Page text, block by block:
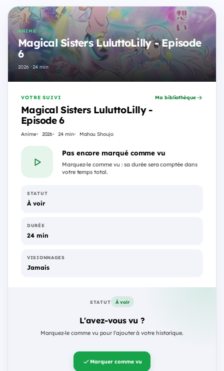
ANIME
Magical Sisters LuluttoLilly - Episode
6
2026 · 24 min
VOTRE SUIVI
Magical Sisters LuluttoLilly -
Episode 6
Anime 2026 24 min Mahou Shoujo
Ma bibliothèque
Pas encore marqué comme vu
Marquez-le comme vu : sa durée sera comptée dans
votre temps total.
STATUT
À voir
DURÉE
24 min
VISIONNAGES
Jamais
STATUT À voir
L'avez-vous vu ?
Marquez-le comme vu pour l'ajouter à votre historique.
Marquer comme vu